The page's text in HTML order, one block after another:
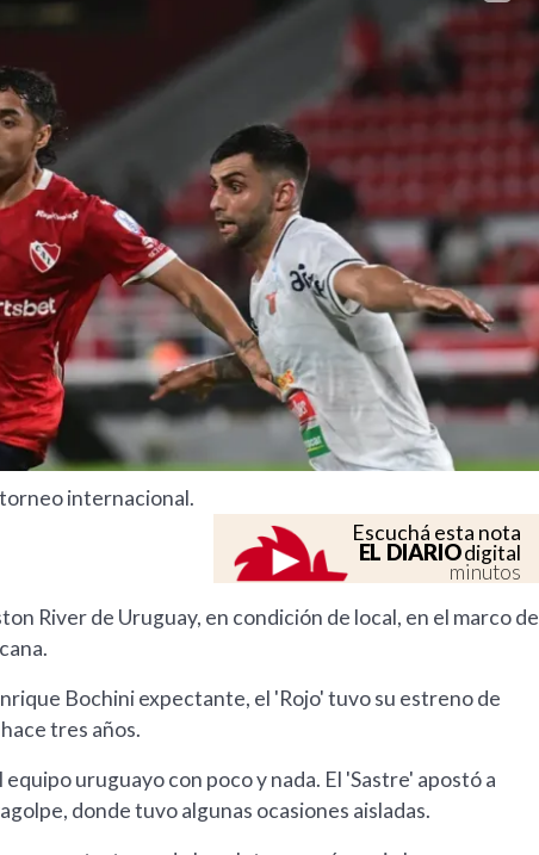
internacional.
Escuchá esta nota
EL DIARIOdigital
minutos
River de Uruguay, en condición de local, en el marco de
Bochini expectante, el 'Rojo' tuvo su estreno de
tres años.
uruguayo con poco y nada. El 'Sastre' apostó a
donde tuvo algunas ocasiones aisladas.